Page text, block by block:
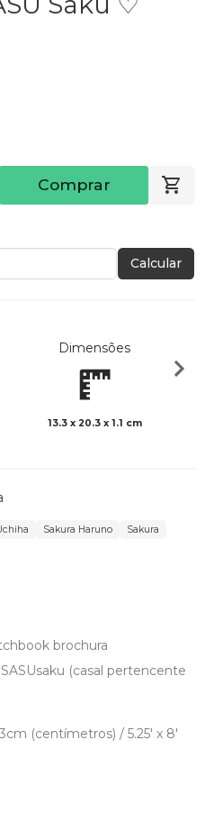
Comprar
Calcular
Dimensões
13.3 x 20.3 x 1.1 cm
Sakura Haruno
Sakura
brochura
(casal pertencente
(centímetros) / 5.25′ x 8′